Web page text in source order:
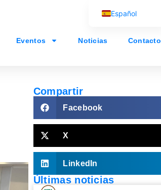
Eventos Noticias Contacto
Compartir
Facebook
X
LinkedIn
Últimas noticias
Español
Русский